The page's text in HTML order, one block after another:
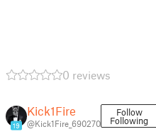
0 reviews
19
Kick1Fire
@Kick1Fire_690270
Follow
Following